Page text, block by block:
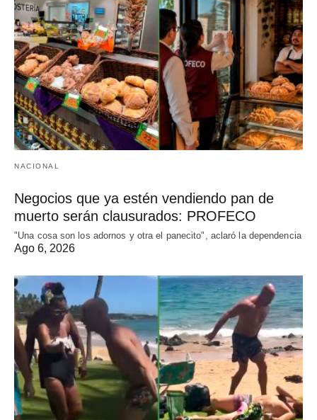
NACIONAL
Negocios que ya estén vendiendo pan de
muerto serán clausurados: PROFECO
"Una cosa son los adornos y otra el panecito", aclaró la dependencia
Ago 6, 2026